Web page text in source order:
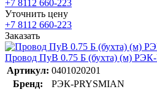
+7 8112 660-223
Уточнить цену
+7 8112 660-223
Заказать
Провод ПуВ 0.75 Б (бухта) (м)
Артикул: 0401020201
Бренд:
РЭК-PRYSMIAN